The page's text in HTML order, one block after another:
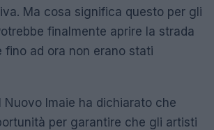
Ma cosa significa questo per gli
finalmente aprire la strada
fino ad ora non erano stati
Nuovo Imaie ha dichiarato che
per garantire che gli artisti